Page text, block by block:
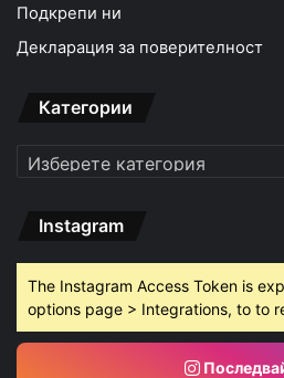
Подкрепи ни
Декларация за поверителност
Категории
Категории
Instagram
The Instagram Access Token is
options page > Integrations, to to